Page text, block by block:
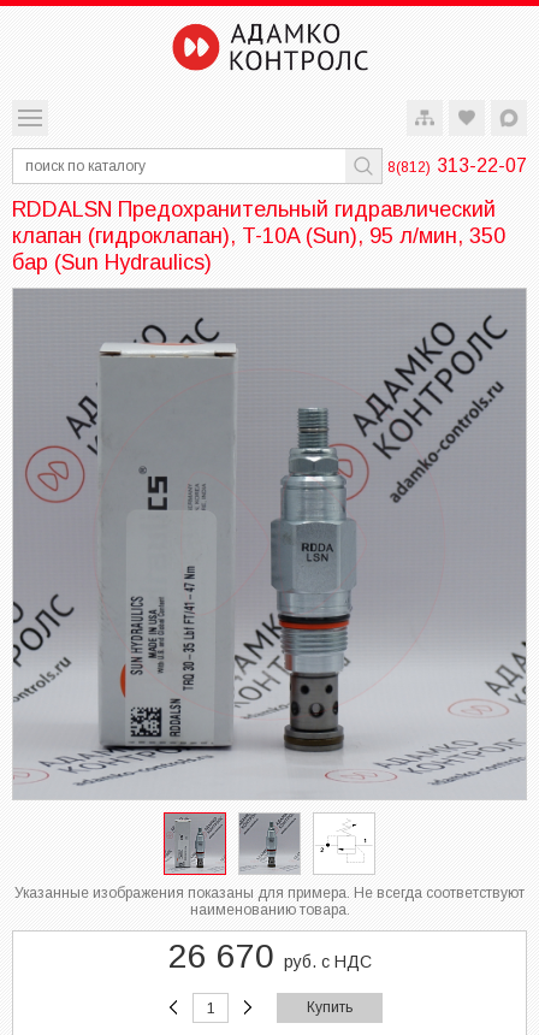
8(812) 313-22-07
RDDALSN Предохранительный гидравлический
клапан (гидроклапан), T-10A (Sun), 95 л/мин, 350
бар (Sun Hydraulics)
Указанные изображения показаны для примера. Не всегда соответствуют
наименованию товара.
26 670 руб. с НДС
Купить